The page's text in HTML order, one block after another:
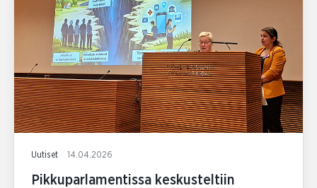
Uutiset 14.04.2026
Pikkuparlamentissa keskusteltiin